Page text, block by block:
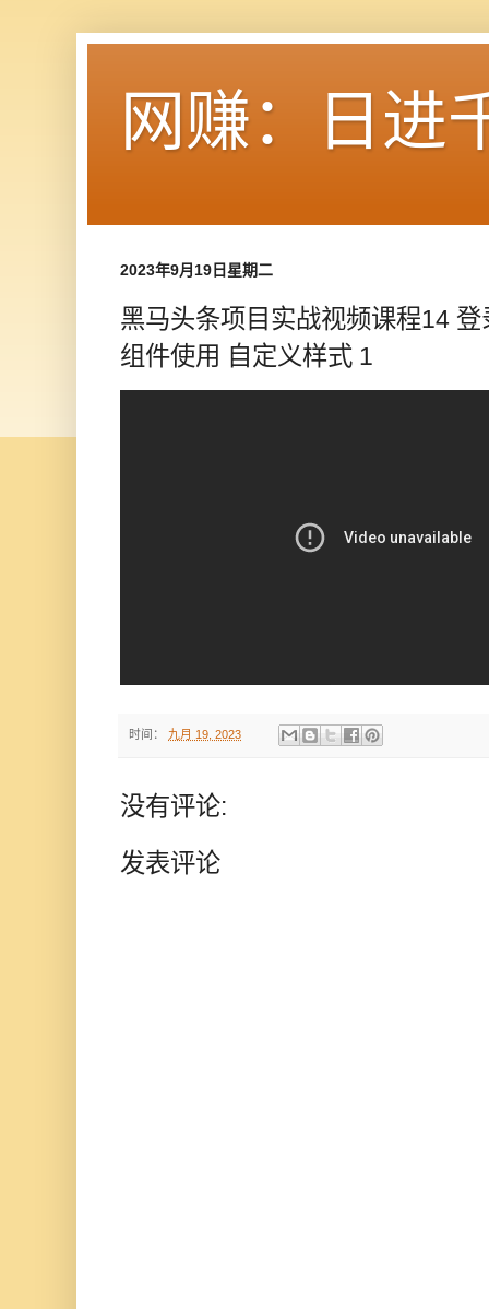
网赚：日进
2023年9月19日星期二
黑马头条项目实战视频课程14
组件使用 自定义样式 1
时间： 九月 19, 2023
没有评论:
发表评论